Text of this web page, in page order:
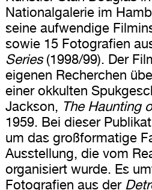
Nationalgalerie im
seine aufwendige
sowie 15 Fotografien
Series(1998/99). Der
eigenen Recherchen
einer okkulten
Jackson, The Haunting
1959. Bei dieser
um das großformatige
Ausstellung, die vom
organisiert wurde. Es
Fotografien aus der